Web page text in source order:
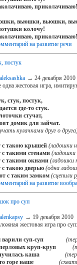
приколачиваю!
вьюшки, вьюшки,
колочу!
приколачиваю!
на развитие речи
постук
aleksashka → 24 декабря 2010
жестовая игра,
стук, постук,
где-то стук.
стучат,
домик для зайчат.
кулачками друг о
с такою крышей(ладошки
с такими стенами (ладошки
с такими окнами (ладошки
с такою дверью (одна
с таким замком(сцепили
на развитие
про суп
alenkapsy → 19 декабря 2010
жестовая игра про суп:
суп-суп
круп-круп
каша
горе наше